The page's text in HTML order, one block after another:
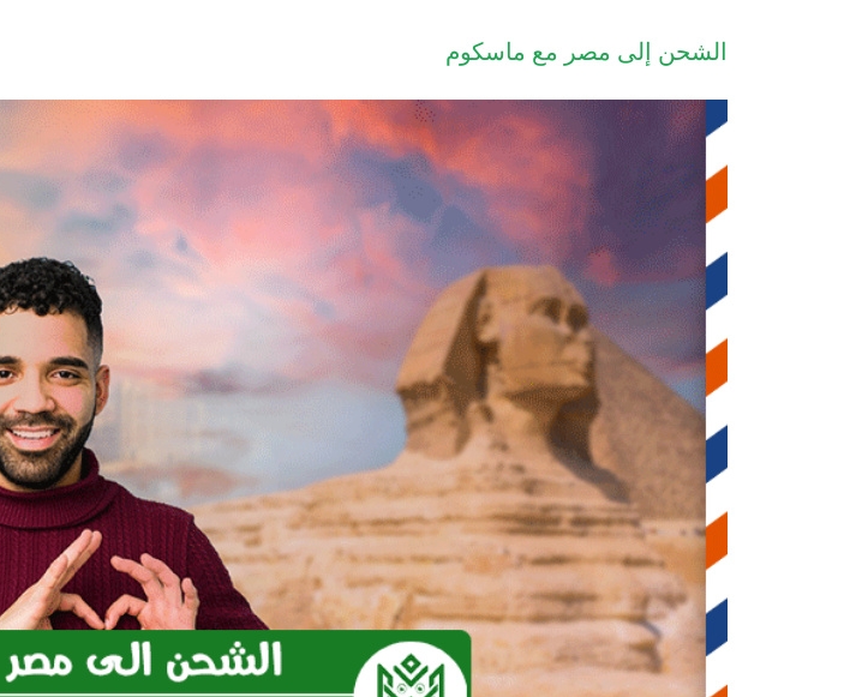
الشحن إلى مصر مع ماسكوم